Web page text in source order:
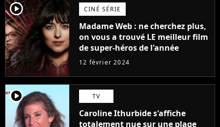
player2 CINÉ SÉRIE
Madame Web : ne cherchez plus,
on vous a trouvé LE meilleur film
de super-héros de l'année
12 février 2024
player2 TV
Caroline Ithurbide s'affiche
totalement nue sur une plage